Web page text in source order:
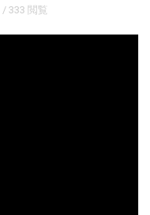
/ 333 閲覧